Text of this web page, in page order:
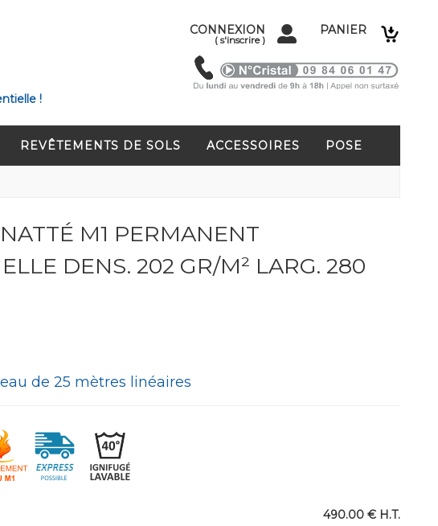
!
CONNEXION
( s'inscrire )
PANIER
REVÊTEMENTS DE SOLS ACCESSOIRES POSE
M1 PERMANENT
DENS. 202 GR/M² LARG. 280
de 25 mètres linéaires
490.00 € H.T.